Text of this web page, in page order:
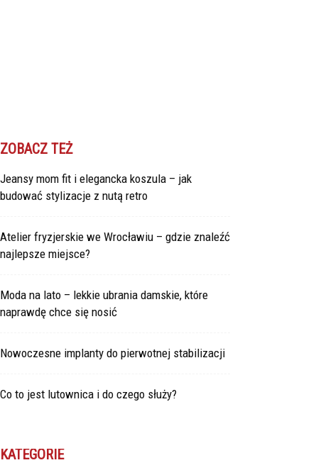
ZOBACZ TEŻ
Jeansy mom fit i elegancka koszula – jak
budować stylizacje z nutą retro
Atelier fryzjerskie we Wrocławiu – gdzie znaleźć
najlepsze miejsce?
Moda na lato – lekkie ubrania damskie, które
naprawdę chce się nosić
Nowoczesne implanty do pierwotnej stabilizacji
Co to jest lutownica i do czego służy?
KATEGORIE